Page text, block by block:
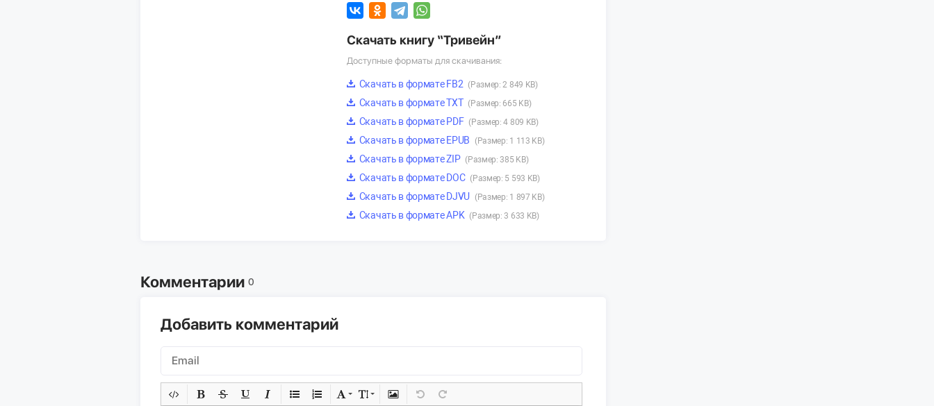
Скачать книгу “Тривейн”
Доступные форматы для скачивания:
Скачать в формате FB2 (Размер: 2 849 KB)
Скачать в формате TXT (Размер: 665 KB)
Скачать в формате PDF (Размер: 4 809 KB)
Скачать в формате EPUB (Размер: 1 113 KB)
Скачать в формате ZIP (Размер: 385 KB)
Скачать в формате DOC (Размер: 5 593 KB)
Скачать в формате DJVU (Размер: 1 897 KB)
Скачать в формате APK (Размер: 3 633 KB)
Комментарии 0
Добавить комментарий